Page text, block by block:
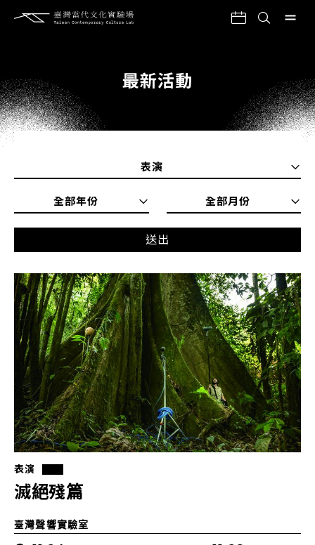
最新活動
表演
全部年份 全部月份
送出
表演
滅絕殘篇
臺灣聲響實驗室